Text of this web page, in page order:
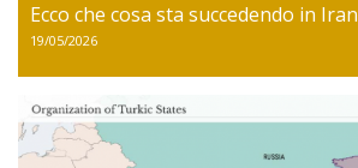
Ecco che cosa sta succedendo in Iran
19/05/2026